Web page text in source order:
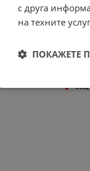
Общ
с друга
на техните
ПОКАЖЕТЕ